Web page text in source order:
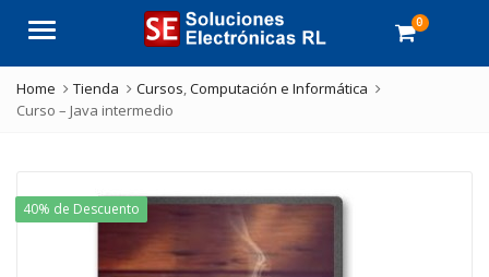
Menu 0
Home Tienda Cursos,Computación e Informática
Curso – Java intermedio
40% de Descuento